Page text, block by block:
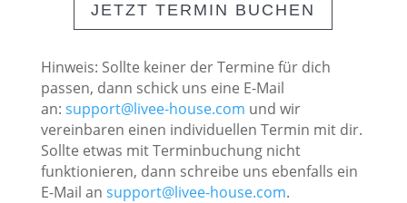
JETZT TERMIN BUCHEN
Hinweis: Sollte keiner der Termine für dich
passen, dann schick uns eine E-Mail
an: support@livee-house.com und wir
vereinbaren einen individuellen Termin mit dir.
Sollte etwas mit Terminbuchung nicht
funktionieren, dann schreibe uns ebenfalls ein
E-Mail an support@livee-house.com.